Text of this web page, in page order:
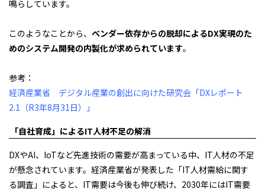
鳴らしています。
このようなことから、 ベンダー依存からの脱却によるDX実現のた
めのシステム開発の内製化が求められています。
参考：
経済産業省 デジタル産業の創出に向けた研究会「DXレポート
2.1（R3年8月31日）」
「自社育成」によるIT人材不足の解消
DXやAI、IoTなど先進技術の需要が高まっている中、IT人材の不足
が懸念されています。経済産業省が発表した「IT人材需給に関す
る調査」によると、IT需要は今後も伸び続け、2030年にはIT需要